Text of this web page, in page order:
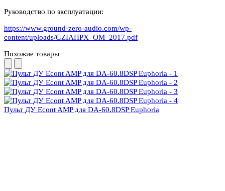
Руководство по эксплуатации:
https://www.ground-zero-audio.com/wp-
content/uploads/GZIAHPX_OM_2017.pdf
Похожие товары
Пульт ДУ Econt AMP для DA-60.8DSP Euphoria